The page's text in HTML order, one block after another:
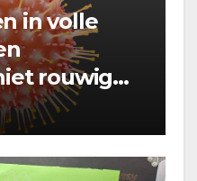
in volle
rouwig